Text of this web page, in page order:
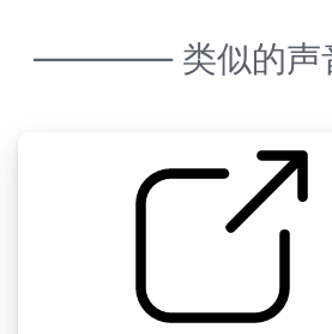
———— 类似的